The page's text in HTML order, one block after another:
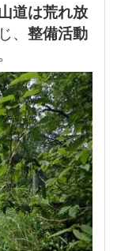
道は荒れ放
整備活動